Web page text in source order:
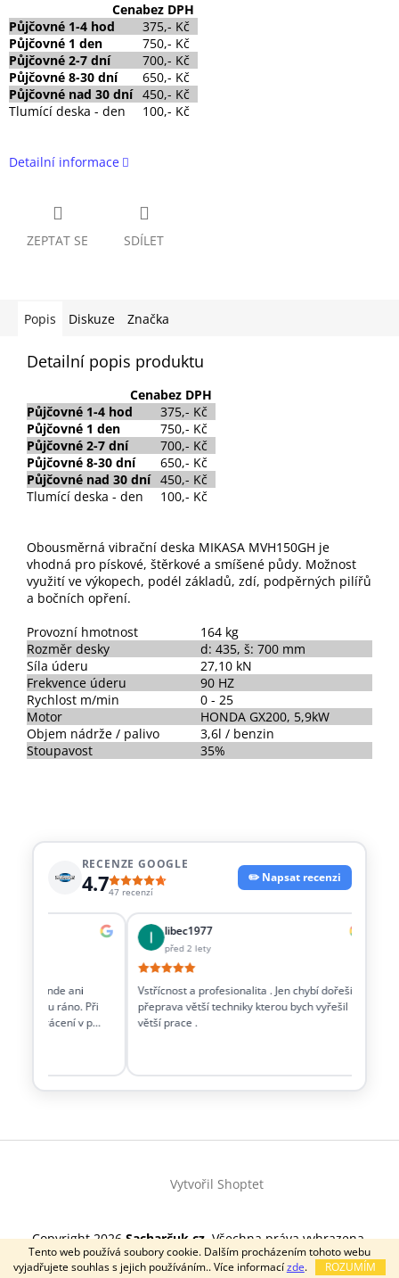
Tento web používá soubory cookie. Dalším procházením tohoto webu
vyjadřujete souhlas s jejich používáním.. Více informacízde. ROZUMÍM
Cenabez DPH
Půjčovné 1-4 hod
375,- Kč
Půjčovné 1 den
750,- Kč
Půjčovné 2-7 dní
700,- Kč
Půjčovné 8-30 dní
650,- Kč
Půjčovné nad 30 dní 450,- Kč
Tlumící deska - den
100,- Kč
Detailní informace
ZEPTAT SE SDÍLET
Popis Diskuze Značka
Detailní popis produktu
Cenabez DPH
Půjčovné 1-4 hod
375,- Kč
Půjčovné 1 den
750,- Kč
Půjčovné 2-7 dní
700,- Kč
Půjčovné 8-30 dní
650,- Kč
Půjčovné nad 30 dní 450,- Kč
Tlumící deska - den
100,- Kč
Obousměrná vibrační deska MIKASA MVH150GH je
vhodná pro pískové, štěrkové a smíšené půdy. Možnost
využití ve výkopech, podél základů, zdí, podpěrných pilířů
a bočních opření.
Provozní hmotnost
164 kg
Rozměr desky
d: 435, š: 700 mm
Síla úderu
27,10 kN
Frekvence úderu
90 HZ
Rychlost m/min
0 - 25
Motor
HONDA GX200, 5,9kW
Objem nádrže / palivo
3,6l / benzin
Stoupavost
35%
RECENZE GOOGLE
4.747 recenzí
✏️ Napsat recenzi
co jinde ani
sobotu ráno. Při
a vrácení v p…
libec1977
před 2 lety
Vstřícnost a profesionalita . Jen chybí dořešit i
přeprava větší techniky kterou bych vyřešil
větší prace .
Z
í
Vytvořil Shoptet
Copyright 2026Sacharčuk.cz. Všechna práva vyhrazena.